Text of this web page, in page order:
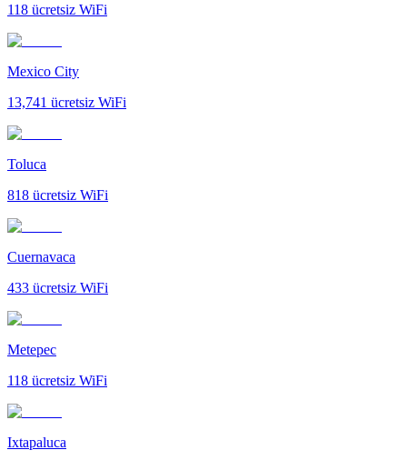
118 ücretsiz WiFi
Mexico City
13,741 ücretsiz WiFi
Toluca
818 ücretsiz WiFi
Cuernavaca
433 ücretsiz WiFi
Metepec
118 ücretsiz WiFi
Ixtapaluca